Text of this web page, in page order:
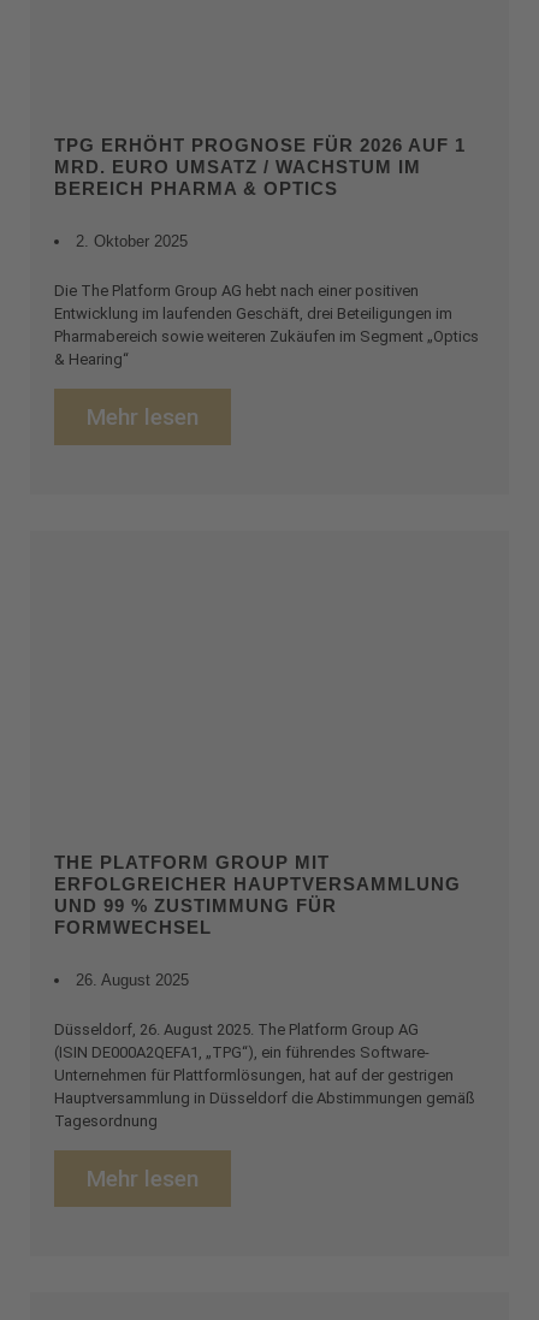
TPG ERHÖHT PROGNOSE FÜR 2026 AUF 1
MRD. EURO UMSATZ / WACHSTUM IM
BEREICH PHARMA & OPTICS
2. Oktober 2025
Die The Platform Group AG hebt nach einer positiven
Entwicklung im laufenden Geschäft, drei Beteiligungen im
Pharmabereich sowie weiteren Zukäufen im Segment „Optics
& Hearing“
Mehr lesen
THE PLATFORM GROUP MIT
ERFOLGREICHER HAUPTVERSAMMLUNG
UND 99 % ZUSTIMMUNG FÜR
FORMWECHSEL
26. August 2025
Düsseldorf, 26. August 2025. The Platform Group AG
(ISIN DE000A2QEFA1, „TPG“), ein führendes Software-
Unternehmen für Plattformlösungen, hat auf der gestrigen
Hauptversammlung in Düsseldorf die Abstimmungen gemäß
Tagesordnung
Mehr lesen